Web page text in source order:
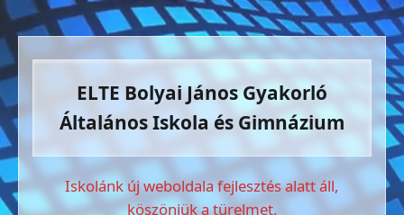
ELTE Bolyai János Gyakorló
Általános Iskola és Gimnázium
Iskolánk új weboldala fejlesztés alatt áll,
köszönjük a türelmet.